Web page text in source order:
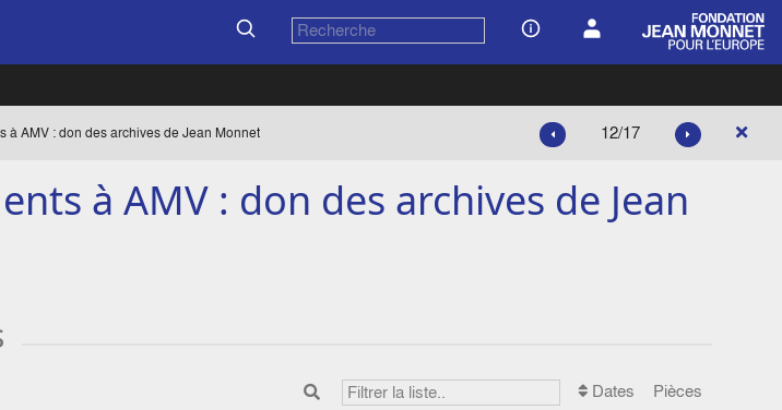
à AMV : don des archives de Jean Monnet 12/17
à AMV : don des archives de Jean
Dates
Pièces